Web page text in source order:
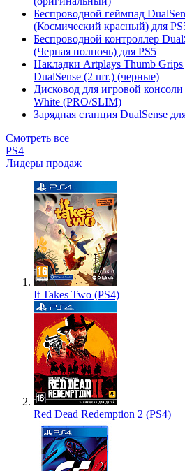
Беспроводной геймпад
(Космический красный) для
Беспроводной контроллер
(Черная полночь) для PS5
Накладки Artplays Thumb Grips
DualSense (2 шт.) (черные)
Дисковод для игровой
White (PRO/SLIM)
Зарядная станция DualSense
Смотреть все
PS4
Лидеры продаж
It Takes Two (PS4)
Red Dead Redemption 2 (PS4)